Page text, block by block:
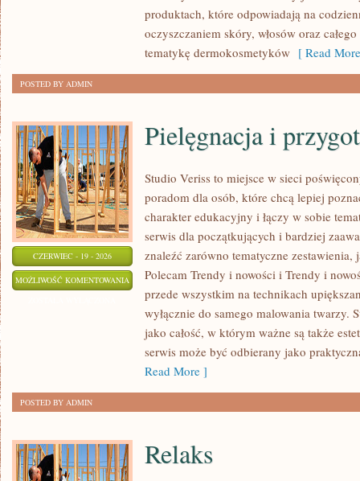
produktach, które odpowiadają na
oczyszczaniem skóry, włosów oraz
tematykę dermokosmetyków [ Read
POSTED BY ADMIN
CZERWIEC - 19 - 2026
MOŻLIWOŚĆ KOMENTOWANIA PIELĘGNACJA
PRZYGOTOWANIE
SKÓRY
Pielęgnacja i
Studio Veriss to miejsce w sieci
poradom dla osób, które chcą lepiej
charakter edukacyjny i łączy w sobie
serwis dla początkujących i bardziej
znaleźć zarówno tematyczne zestawienia,
Polecam Trendy i nowości i Trendy i
przede wszystkim na technikach
wyłącznie do samego malowania twarzy.
jako całość, w którym ważne są także
serwis może być odbierany jako
Read More ]
POSTED BY ADMIN
Relaks